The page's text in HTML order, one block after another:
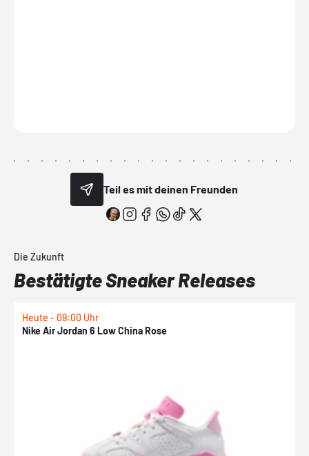
Teil es mit deinen Freunden
Die Zukunft
Bestätigte Sneaker Releases
Heute - 09:00 Uhr
Nike Air Jordan 6 Low China Rose